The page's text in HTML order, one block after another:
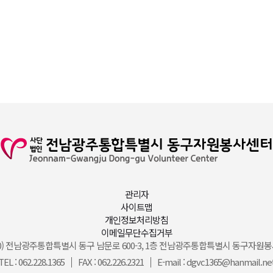
관리자
사이트맵
개인정보처리방침
이메일무단수집거부
전남광주통합특별시 동구 남문로 600-3, 1층 전남광주통합특별시 동구자원
: 062.228.1365
FAX : 062.226.2321 E-mail :